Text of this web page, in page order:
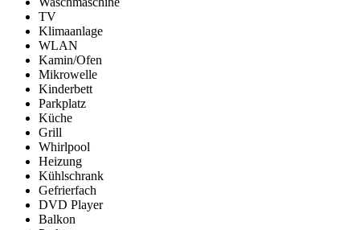
TV
Klimaanlage
WLAN
Kamin/Ofen
Mikrowelle
Kinderbett
Parkplatz
Küche
Grill
Whirlpool
Heizung
Kühlschrank
Gefrierfach
DVD Player
Balkon